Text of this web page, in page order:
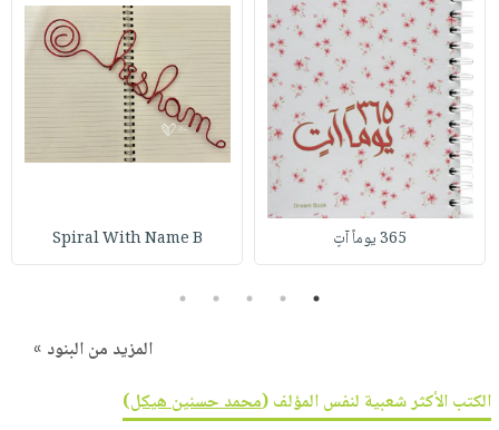
365 يوماً آتٍ Spiral With Name B
1
2
3
4
5
المزيد من البنود »
الكتب الأكثر شعبية لنفس المؤلف (محمد حسنين هيكل)